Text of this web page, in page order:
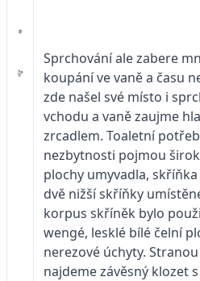
Sprchování ale zabere
koupání ve vaně a času
zde našel své místo i
vchodu a vaně zaujme
zrcadlem. Toaletní
nezbytnosti pojmou
plochy umyvadla,
dvě nižší skříňky
korpus skříněk bylo
wengé, lesklé bílé čelní
nerezové úchyty.
najdeme závěsný klozet